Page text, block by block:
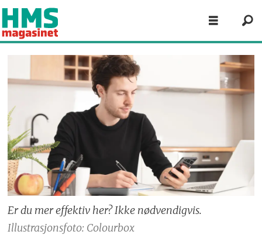
Er du mer effektiv her? Ikke nødvendigvis.
Illustrasjonsfoto: Colourbox